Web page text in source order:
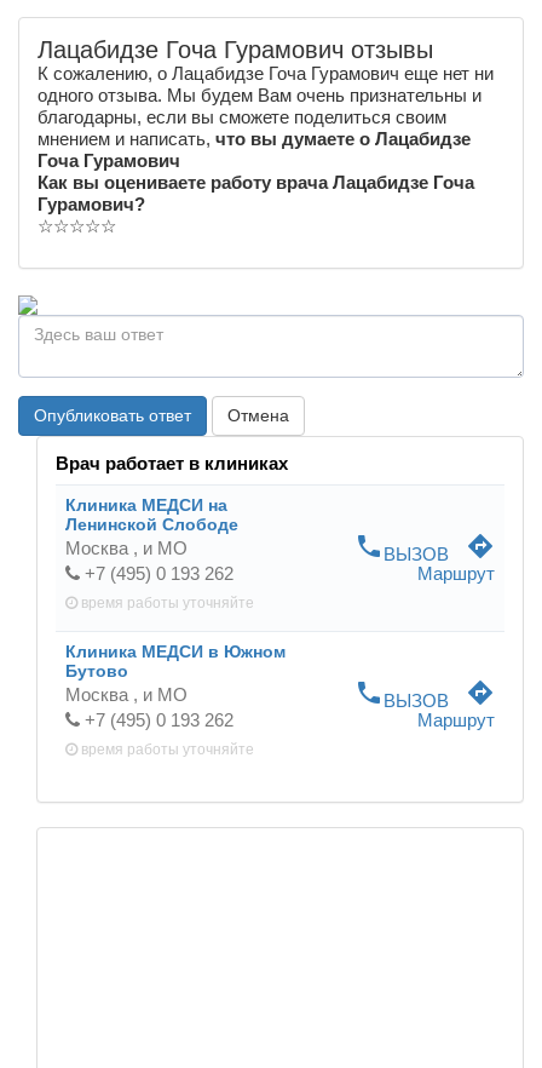
Лацабидзе Гоча Гурамович отзывы
К сожалению, о Лацабидзе Гоча Гурамович еще нет ни
одного отзыва. Мы будем Вам очень признательны и
благодарны, если вы сможете поделиться своим
мнением и написать, что вы думаете о Лацабидзе
Гоча Гурамович
Как вы оцениваете работу врача Лацабидзе Гоча
Гурамович?
☆☆☆☆☆
Опубликовать ответ Отмена
Врач работает в клиниках
Клиника МЕДСИ на
Ленинской Слободе
Москва , и МО
+7 (495) 0 193 262
время работы уточняйте
phone ВЫЗОВ directions
Маршрут
Клиника МЕДСИ в Южном
Бутово
Москва , и МО
+7 (495) 0 193 262
время работы уточняйте
phone ВЫЗОВ directions
Маршрут